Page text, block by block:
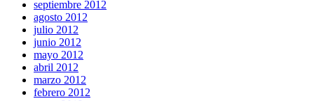
septiembre 2012
agosto 2012
julio 2012
junio 2012
mayo 2012
abril 2012
marzo 2012
febrero 2012